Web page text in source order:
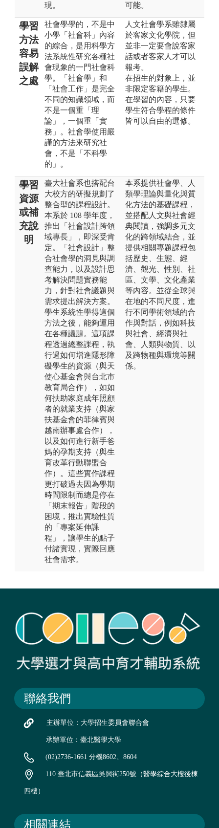
現。
可能。
學習
方法
容易
誤解
之處
社會學學的，不是中
小學「社會科」內容
的綜合，是用科學方
法系統性研究各種社
會現象的一門社會科
學。「社會學」和
「社會工作」是完全
不同的知識領域，而
不是一個重「理
論」，一個重「實
務」。社會學使用嚴
謹的方法來研究社
會，不是「不科學
的」。
人文社會學系雖隸屬
於客家文化學院，但
並非一定要會說客家
話或者客家人才可以
報考。
在招生的對象上，並
非限定客籍的學生。
在學習的內容，只要
學生符合學程的條件
皆可以自由的選修。
學習
資源
或補
充說
明
臺大社會系也搭配台
大校方的研擬規劃了
整合型的課程設計。
本系於 108 學年度，
推出「社會設計跨領
域專長」，即深受肯
定。「社會設計」整
合社會學的洞見與調
查能力，以及設計思
考解決問題實務能
力，針對社會議題與
需求提出解決方案。
學生系統性學得這個
方法之後，能夠運用
在各種議題。這項課
程透過總整課程，執
行過如何增進隱形障
礙學生的資源（與天
使心基金會與台北市
教育局合作），如如
何扶助家庭成年照顧
者的就業支持（與家
扶基金會的菲律賓與
越南辦事處合作），
以及如何進行新手爸
媽的孕期支持（與生
育改革行動聯盟合
作）。這些實作課程
更打破過去因為學期
時間限制而總是停在
「期末報告」階段的
困境，推出實驗性質
的「專案延伸課
程」，讓學生的點子
付諸實現，實際回應
社會需求。
本系提供社會學、人
類學理論與量化與質
化方法的基礎課程，
並搭配人文與社會經
典閱讀，強調多元文
化的跨領域結合，並
提供相關專題課程包
括歷史、生態、經
濟、觀光、性別、社
區、文學、文化產業
等內容。並從全球與
在地的不同尺度，進
行不同學術領域的合
作與對話，例如科技
與社會、經濟與社
會、人類與物質、以
及跨物種與環境等關
係。
聯絡我們
主辦單位：大學招生委員會聯合會
承辦單位：臺北醫學大學
(02)2736-1661 分機8602、8604
110 臺北市信義區吳興街250號（醫學綜合大樓後棟
四樓）
相關連結